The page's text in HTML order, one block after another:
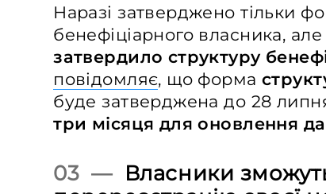
Наразі затверджено тільки
бенефіціарного власника, але
затвердило структуру
повідомляє, що форма
буде затверджена до 28
три місяця для оновлення
03 — Власники